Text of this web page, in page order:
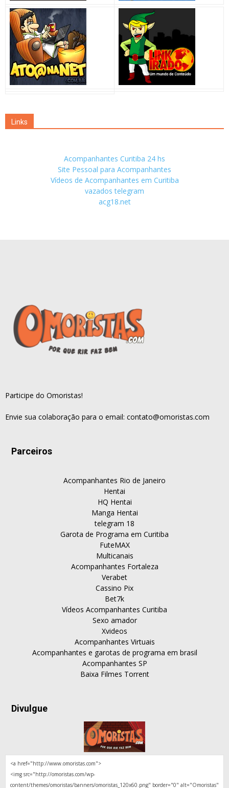
Links
Acompanhantes Curitiba 24 hs
Site Pessoal para Acompanhantes
Vídeos de Acompanhantes em Curitiba
vazados telegram
acg18.net
Participe do Omoristas!
Envie sua colaboração para o email: contato@omoristas.com
Parceiros
Acompanhantes Rio de Janeiro
Hentai
HQ Hentai
Manga Hentai
telegram 18
Garota de Programa em Curitiba
FuteMAX
Multicanais
Acompanhantes Fortaleza
Verabet
Cassino Pix
Bet7k
Vídeos Acompanhantes Curitiba
Sexo amador
Xvideos
Acompanhantes Virtuais
Acompanhantes e garotas de programa em brasil
Acompanhantes SP
Baixa Filmes Torrent
Divulgue